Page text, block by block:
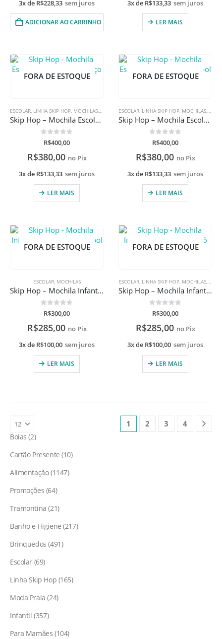
3x de R$228,33 sem juros
ADICIONAR AO CARRINHO
3x de R$133,33 sem juros
LER MAIS
FORA DE ESTOQUE
ESCOLAR LINHA SKIP HOP MOCHILAS MOCHILAS
Skip Hop – Mochila Escolar Spark Style Espaço
0de 5
R$400,00
R$380,00 no Pix
3x de R$133,33 sem juros
LER MAIS
FORA DE ESTOQUE
ESCOLAR LINHA SKIP HOP MOCHILAS
Skip Hop – Mochila Escolar Spark Style Futebol
0de 5
R$400,00
R$380,00 no Pix
3x de R$133,33 sem juros
LER MAIS
FORA DE ESTOQUE
ESCOLAR, MOCHILAS
Skip Hop – Mochila Infantil Spark Style Futebol
0de 5
R$300,00
R$285,00 no Pix
3x de R$100,00 sem juros
LER MAIS
FORA DE ESTOQUE
ESCOLAR, LINHA SKIP HOP, MOCHILAS,
Skip Hop – Mochila Infantil Spark Style Robô
0de 5
R$300,00
R$285,00 no Pix
3x de R$100,00 sem juros
LER MAIS
1 2 3 4
Boias 2
Cartão Presente 10
Alimentação 1147
Promoções 64
Tramontina 21
Banho e Higiene 217
Brinquedos 491
Escolar 69
Linha Skip Hop 165
Moda Praia 24
Infantil 357
Para Mamães 104